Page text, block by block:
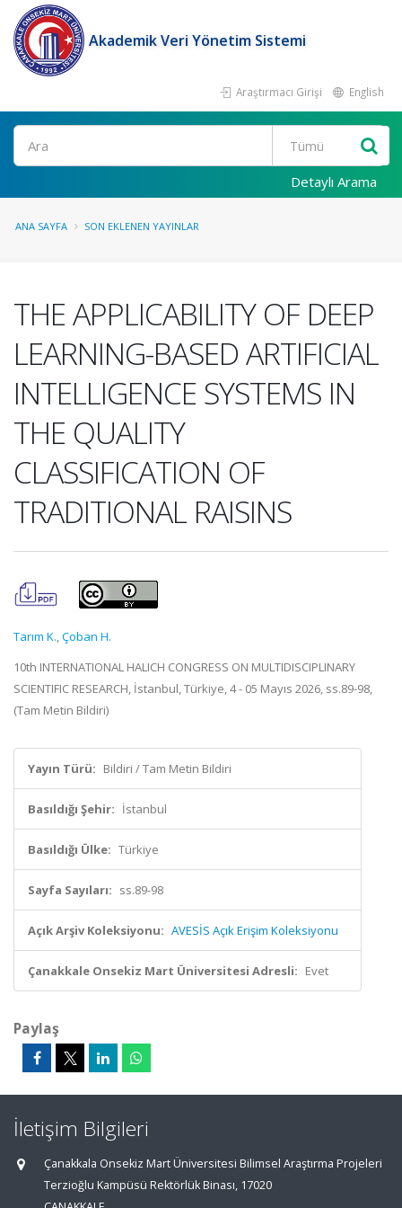
Akademik Veri Yönetim Sistemi
Araştırmacı Girişi English
Ara
Detaylı Arama
ANA SAYFA SON EKLENEN YAYINLAR
THE APPLICABILITY OF DEEP
LEARNING-BASED ARTIFICIAL
INTELLIGENCE SYSTEMS IN
THE QUALITY
CLASSIFICATION OF
TRADITIONAL RAISINS
Tarım K.,Çoban H.
10th INTERNATIONAL HALICH CONGRESS ON MULTIDISCIPLINARY
SCIENTIFIC RESEARCH, İstanbul, Türkiye, 4 - 05 Mayıs 2026, ss.89-98,
(Tam Metin Bildiri)
Yayın Türü: Bildiri / Tam Metin Bildiri
Basıldığı Şehir: İstanbul
Basıldığı Ülke: Türkiye
Sayfa Sayıları: ss.89-98
Açık Arşiv Koleksiyonu: AVESİS Açık Erişim Koleksiyonu
Çanakkale Onsekiz Mart Üniversitesi Adresli: Evet
Paylaş
İletişim Bilgileri
Çanakkala Onsekiz Mart Üniversitesi Bilimsel Araştırma Projeleri
Terzioğlu Kampüsü Rektörlük Binası, 17020